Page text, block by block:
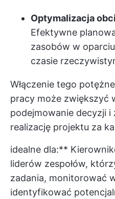
Optymalizacja
Efektywne
zasobów w
czasie
Włączenie tego
pracy może zwiększyć
podejmowanie decyzji
realizację projektu za
idealne dla:**
liderów zespołów,
zadania, monitorować
identyfikować